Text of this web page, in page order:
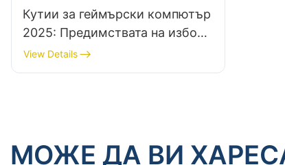
Кутии за геймърски компютър
2025: Предимствата на избора
на модулна кутия
View Details
МОЖЕ ДА ВИ